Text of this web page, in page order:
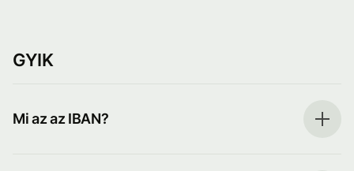
GYIK
Mi az az IBAN?